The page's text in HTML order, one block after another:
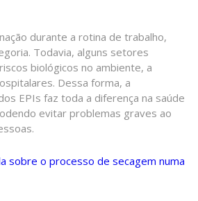
durante a rotina de trabalho,
Todavia, alguns setores
biológicos no ambiente, a
Dessa forma, a
EPIs faz toda a diferença na saúde
evitar problemas graves ao
sobre o processo de secagem numa